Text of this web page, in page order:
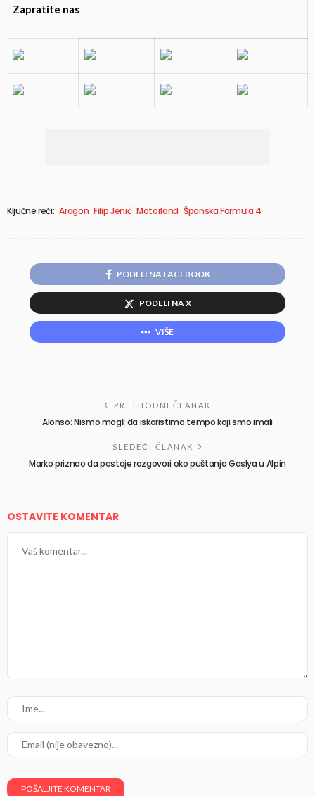
Zapratite nas
Ključne reči: Aragon Filip Jenić Motorland Španska Formula 4
PODELI NA FACEBOOK
PODELI NA X
VIŠE
PRETHODNI ČLANAK
Alonso: Nismo mogli da iskoristimo tempo koji smo imali
SLEDEĆI ČLANAK
Marko priznao da postoje razgovori oko puštanja Gaslya u Alpin
OSTAVITE KOMENTAR